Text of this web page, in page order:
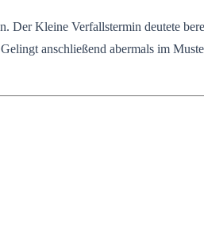
Kleine Verfallstermin deutete
anschließend abermals im